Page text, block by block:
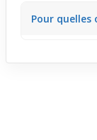
excessif.
Pour quelles
tranquille,